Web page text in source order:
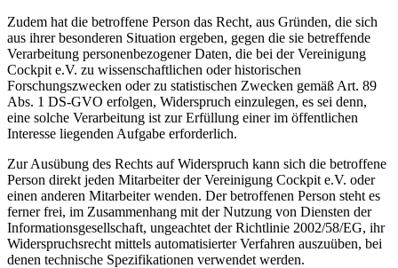
Zudem hat die betroffene Person das Recht, aus Gründen, die sich
aus ihrer besonderen Situation ergeben, gegen die sie betreffende
Verarbeitung personenbezogener Daten, die bei der Vereinigung
Cockpit e.V. zu wissenschaftlichen oder historischen
Forschungszwecken oder zu statistischen Zwecken gemäß Art. 89
Abs. 1 DS-GVO erfolgen, Widerspruch einzulegen, es sei denn,
eine solche Verarbeitung ist zur Erfüllung einer im öffentlichen
Interesse liegenden Aufgabe erforderlich.
Zur Ausübung des Rechts auf Widerspruch kann sich die betroffene
Person direkt jeden Mitarbeiter der Vereinigung Cockpit e.V. oder
einen anderen Mitarbeiter wenden. Der betroffenen Person steht es
ferner frei, im Zusammenhang mit der Nutzung von Diensten der
Informationsgesellschaft, ungeachtet der Richtlinie 2002/58/EG, ihr
Widerspruchsrecht mittels automatisierter Verfahren auszuüben, bei
denen technische Spezifikationen verwendet werden.